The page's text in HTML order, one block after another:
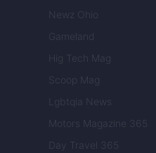
Newz Ohio
Gameland
Hig Tech Mag
Scoop Mag
Lgbtqia News
Motors Magazine 365
Day Travel 365